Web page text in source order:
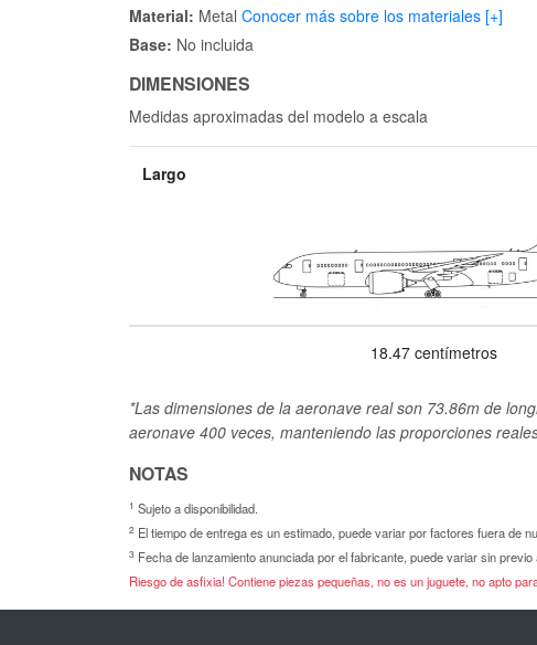
Material: Metal Conocer más sobre los materiales [+]
Base: No incluida
DIMENSIONES
Medidas aproximadas del modelo a escala
Largo
18.47 centímetros
*Las dimensiones de la aeronave real son 73.86m de
aeronave 400 veces, manteniendo las proporciones
NOTAS
1 Sujeto a disponibilidad.
2 El tiempo de entrega es un estimado, puede variar por factores fuera de
3 Fecha de lanzamiento anunciada por el fabricante, puede variar sin previo
Riesgo de asfixia! Contiene piezas pequeñas, no es un juguete, no apto